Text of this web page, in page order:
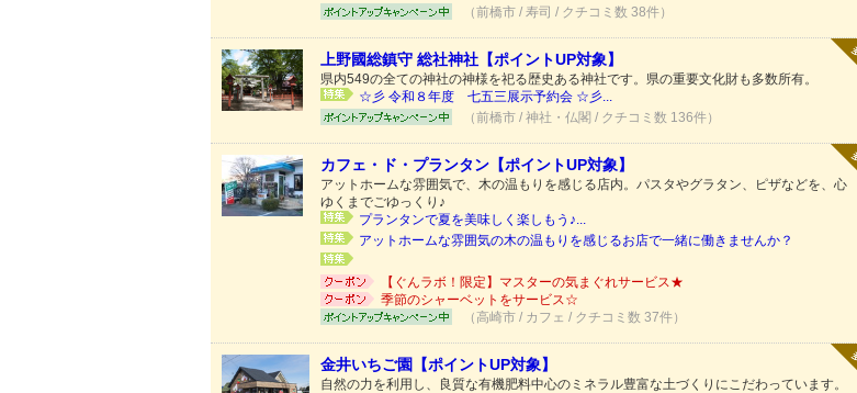
（前橋市 / 寿司 / クチコミ数 38件）
上野國総鎮守 総社神社【ポイントUP対象】
県内549の全ての神社の神様を祀る歴史ある神社です。県の重要文化財も多数所有。
☆彡 令和８年度 七五三展示予約会 ☆彡...
（前橋市 / 神社・仏閣 / クチコミ数 136件）
カフェ・ド・プランタン【ポイントUP対象】
アットホームな雰囲気で、木の温もりを感じる店内。パスタやグラタン、ピザなどを、心
ゆくまでごゆっくり♪
プランタンで夏を美味しく楽しもう♪...
アットホームな雰囲気の木の温もりを感じるお店で一緒に働きませんか？
【ぐんラボ！限定】マスターの気まぐれサービス★
季節のシャーベットをサービス☆
（高崎市 / カフェ / クチコミ数 37件）
金井いちご園【ポイントUP対象】
自然の力を利用し、良質な有機肥料中心のミネラル豊富な土づくりにこだわっています。